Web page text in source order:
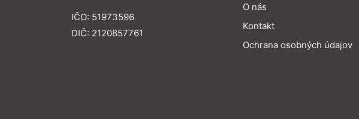
IČO: 51973596
DIČ: 2120857761
O nás
Kontakt
Ochrana osobných údajov